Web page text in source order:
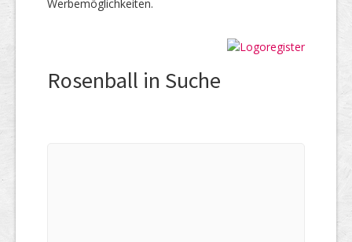
Werbemöglichkeiten.
Rosenball in Suche